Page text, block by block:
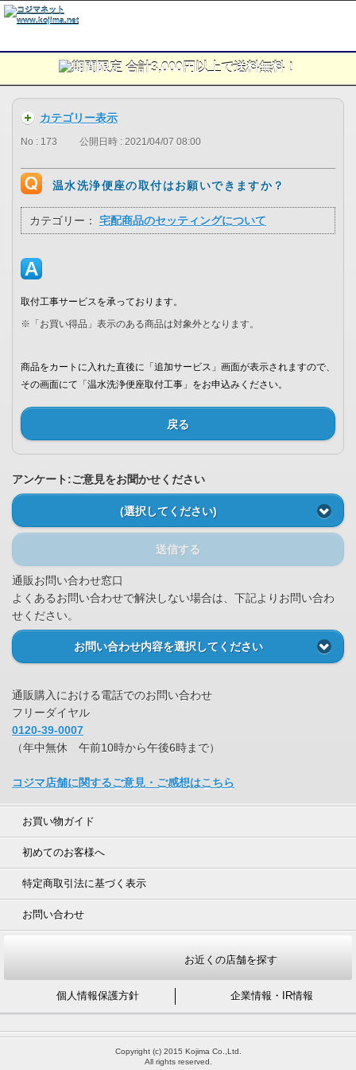
カテゴリー表示
No : 173 公開日時 : 2021/04/07 08:00
温水洗浄便座の取付はお願いできますか？
カテゴリー： 宅配商品のセッティングについて
取付工事サービスを承っております。
※「お買い得品」表示のある商品は対象外となります。
商品をカートに入れた直後に「追加サービス」画面が表示されますので、
その画面にて「温水洗浄便座取付工事」をお申込みください。
戻る
アンケート:ご意見をお聞かせください
(選択してください)
送信する
通販お問い合わせ窓口
よくあるお問い合わせで解決しない場合は、下記よりお問い合わ
せください。
お問い合わせ内容を選択してください
通販購入における電話でのお問い合わせ
フリーダイヤル
0120-39-0007
（年中無休 午前10時から午後6時まで）
コジマ店舗に関するご意見・ご感想はこちら
お買い物ガイド
初めてのお客様へ
特定商取引法に基づく表示
お問い合わせ
お近くの店舗を探す
個人情報保護方針 企業情報・IR情報
Copyright (c) 2015 Kojima Co.,Ltd.
All rights reserved.